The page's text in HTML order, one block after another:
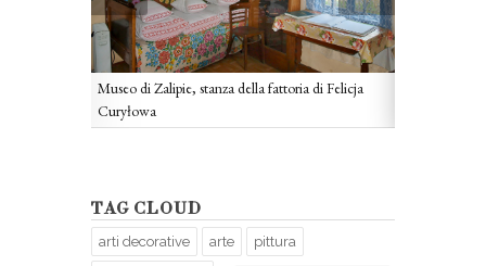
Museo di Zalipie, stanza della fattoria di Felicja
Curyłowa
TAG CLOUD
arti decorative arte pittura